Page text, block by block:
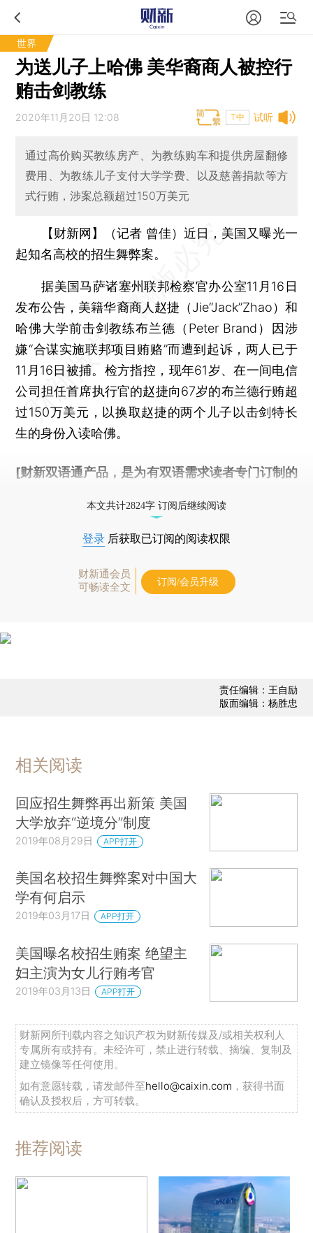
世界
为送儿子上哈佛 美华裔商人被控行
贿击剑教练
试听
2020年11月20日 12:08 T中
通过高价购买教练房产、为教练购车和提供房屋翻修
费用、为教练儿子支付大学学费、以及慈善捐款等方
式行贿，涉案总额超过150万美元
【财新网】（记者 曾佳） 近日，美国又曝光一
起知名高校的招生舞弊案。
据美国马萨诸塞州联邦检察官办公室11月16日
发布公告，美籍华裔商人赵捷（Jie“Jack”Zhao）和
哈佛大学前击剑教练布兰德（Peter Brand）因涉
嫌“合谋实施联邦项目贿赂”而遭到起诉，两人已于
11月16日被捕。检方指控，现年61岁、在一间电信
公司担任首席执行官的赵捷向67岁的布兰德行贿超
过150万美元，以换取赵捷的两个儿子以击剑特长
生的身份入读哈佛。
[财新双语通产品，是为有双语需求读者专门订制的
本文共计2824字 订阅后继续阅读
登录 后获取已订阅的阅读权限
财新通会员
可畅读全文
订阅/会员升级
责任编辑：王自励
版面编辑：杨胜忠
相关阅读
回应招生舞弊再出新策 美国
大学放弃“逆境分”制度
2019年08月29日 APP打开
美国名校招生舞弊案对中国大
学有何启示
2019年03月17日 APP打开
美国曝名校招生贿案 绝望主
妇主演为女儿行贿考官
2019年03月13日 APP打开
财新网所刊载内容之知识产权为财新传媒及/或相关权利人
专属所有或持有。未经许可，禁止进行转载、摘编、复制及
建立镜像等任何使用。
如有意愿转载，请发邮件至hello@caixin.com ，获得书面
确认及授权后，方可转载。
推荐阅读